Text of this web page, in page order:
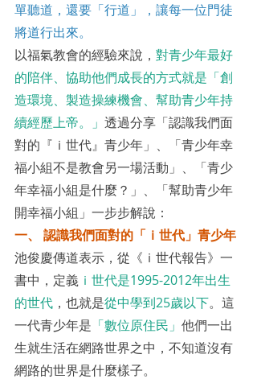
單聽道，還要「行道」，讓每一位門徒
將道行出來。
以福氣教會的經驗來說， 對青少年最好
的陪伴、協助他們成長的方式就是「創
造環境、製造操練機會、幫助青少年持
續經歷上帝。」 透過分享「認識我們面
對的『ｉ世代』青少年」、「青少年幸
福小組不是教會另一場活動」、「青少
年幸福小組是什麼？」、「幫助青少年
開幸福小組」一步步解說：
一、 認識我們面對的「ｉ世代」青少年
池俊慶傳道表示，從《ｉ世代報告》一
書中，定義 ｉ世代是1995-2012年出生
的世代 ，也就是從中學到25歲以下。這
一代青少年是 「數位原住民」 他們一出
生就生活在網路世界之中，不知道沒有
網路的世界是什麼樣子。